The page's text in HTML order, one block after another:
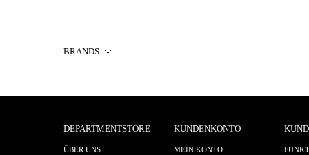
BRANDS
DEPARTMENTSTORE
ÜBER UNS
KUNDENKONTO
MEIN KONTO